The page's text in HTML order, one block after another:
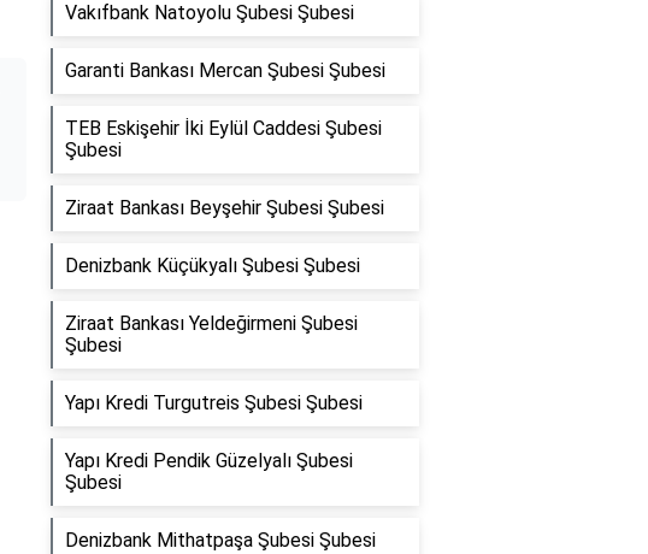
Vakıfbank Natoyolu Şubesi Şubesi
Garanti Bankası Mercan Şubesi Şubesi
TEB Eskişehir İki Eylül Caddesi Şubesi
Şubesi
Ziraat Bankası Beyşehir Şubesi Şubesi
Denizbank Küçükyalı Şubesi Şubesi
Ziraat Bankası Yeldeğirmeni Şubesi
Şubesi
Yapı Kredi Turgutreis Şubesi Şubesi
Yapı Kredi Pendik Güzelyalı Şubesi
Şubesi
Denizbank Mithatpaşa Şubesi Şubesi